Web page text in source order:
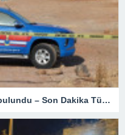
Kilis’te 2 kadının cansız bedeni bulundu – Son Dakika Türkiye Haberleri